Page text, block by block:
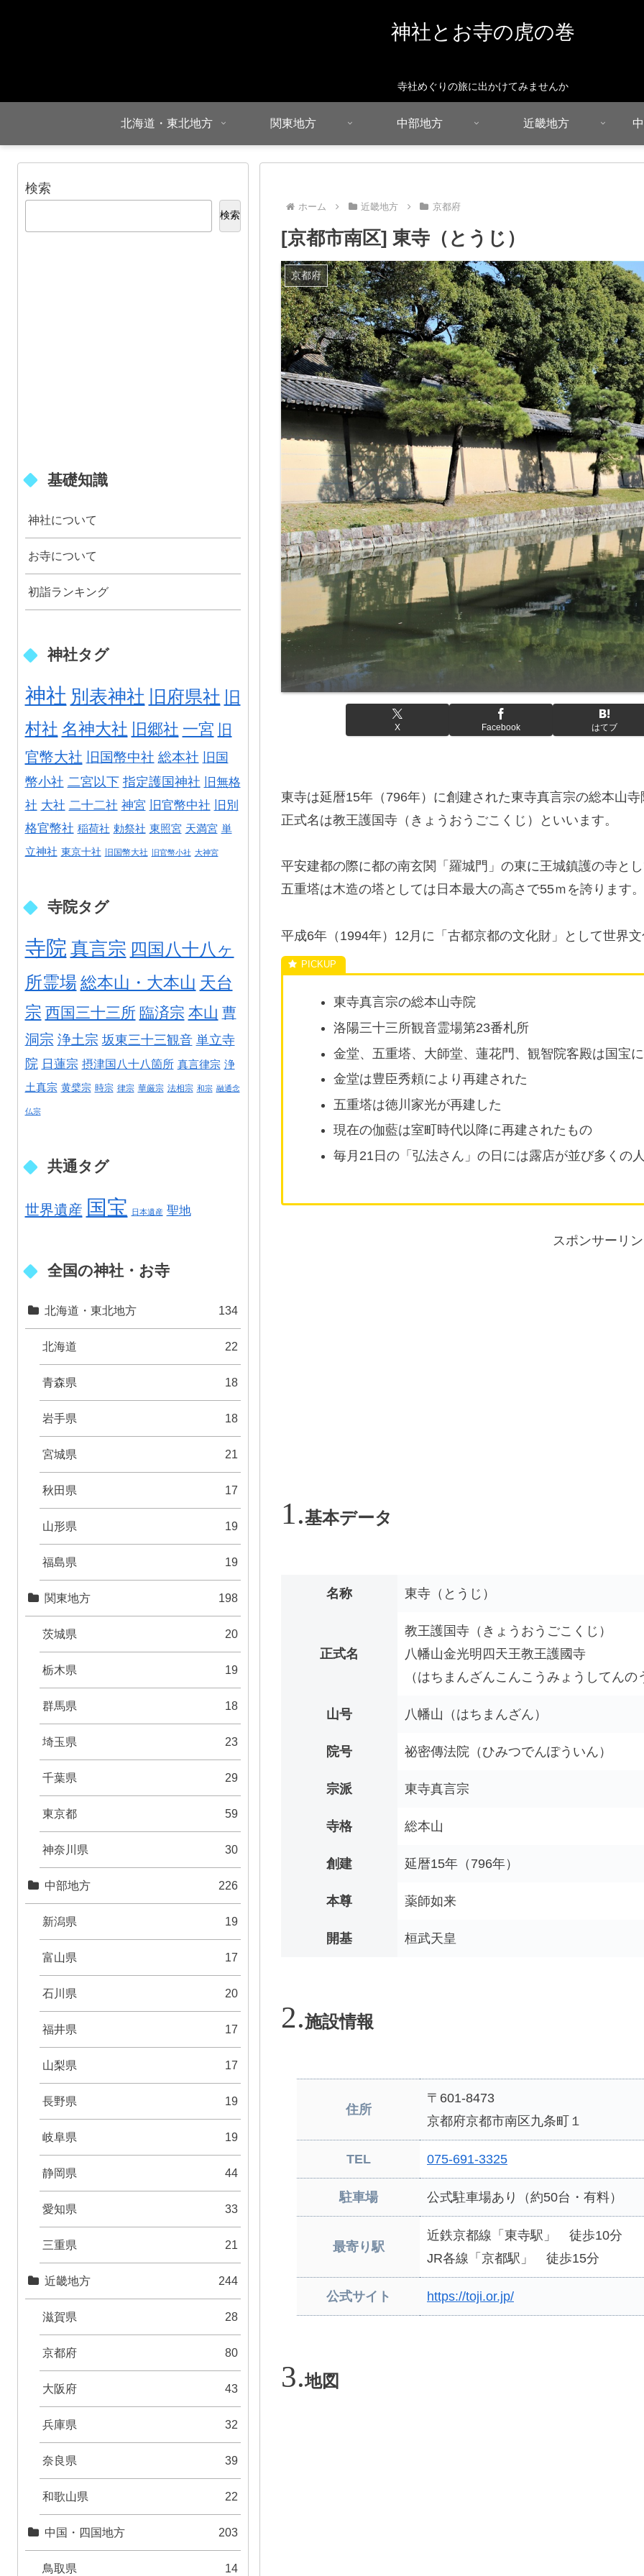
神社とお寺の虎の巻
寺社めぐりの旅に出かけてみませんか
北海道・東北地方 関東地方 中部地方 近畿地方
ホーム 近畿地方 京都府
[京都市南区] 東寺（とうじ）
京都府
X Facebook はてブ
東寺は延暦15年（796年）に創建された東寺真言宗の総本山寺
正式名は教王護国寺（きょうおうごこくじ）といいます。
平安建都の際に都の南玄関「羅城門」の東に王城鎮護の寺とし
五重塔は木造の塔としては日本最大の高さで55ｍを誇ります。
平成6年（1994年）12月に「古都京都の文化財」として世界文
東寺真言宗の総本山寺院
洛陽三十三所観音霊場第23番札所
金堂、五重塔、大師堂、蓮花門、観智院客殿は国宝
金堂は豊臣秀頼により再建された
五重塔は徳川家光が再建した
現在の伽藍は室町時代以降に再建されたもの
毎月21日の「弘法さん」の日には露店が並び多くの
スポンサーリ
基本データ
名称 東寺（とうじ）
正式名
教王護国寺（きょうおうごこくじ）
八幡山金光明四天王教王護國寺
（はちまんざんこんこうみょうしてんの
山号 八幡山（はちまんざん）
院号 祕密傳法院（ひみつでんぽういん）
宗派 東寺真言宗
寺格 総本山
創建 延暦15年（796年）
本尊 薬師如来
開基 桓武天皇
施設情報
住所
〒601-8473
京都府京都市南区九条町１
TEL 075-691-3325
駐車場 公式駐車場あり（約50台・有料）
最寄り駅
近鉄京都線「東寺駅」 徒歩10分
JR各線「京都駅」 徒歩15分
公式サイト https://toji.or.jp/
地図
検索
検索
基礎知識
神社について
お寺について
初詣ランキング
神社タグ
神社 別表神社 旧府県社 旧
村社 名神大社 旧郷社 一宮
旧
官幣大社
旧国幣中社 総本社
旧国
幣小社 二宮以下 指定護国神社 旧無格
社 大社 二十二社 神宮 旧官幣中社
旧別
格官幣社 稲荷社 勅祭社 東照宮 天満宮 単
立神社 東京十社 旧国幣大社 旧官幣小社 大神宮
寺院タグ
寺院 真言宗 四国八十八ヶ
所霊場 総本山・大本山 天台
宗 西国三十三所 臨済宗 本山 曹
洞宗 浄土宗 坂東三十三観音 単立寺
院 日蓮宗 摂津国八十八箇所 真言律宗 浄
土真宗 黄檗宗 時宗 律宗 華厳宗 法相宗 和宗 融通念
仏宗
共通タグ
世界遺産 国宝 日本遺産 聖地
全国の神社・お寺
北海道・東北地方 134
北海道 22
青森県 18
岩手県 18
宮城県 21
秋田県 17
山形県 19
福島県 19
関東地方 198
茨城県 20
栃木県 19
群馬県 18
埼玉県 23
千葉県 29
東京都 59
神奈川県 30
中部地方 226
新潟県 19
富山県 17
石川県 20
福井県 17
山梨県 17
長野県 19
岐阜県 19
静岡県 44
愛知県 33
三重県 21
近畿地方 244
滋賀県 28
京都府 80
大阪府 43
兵庫県 32
奈良県 39
和歌山県 22
中国・四国地方 203
鳥取県 14